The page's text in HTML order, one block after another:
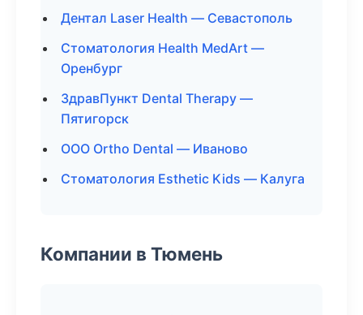
Дентал Laser Health — Севастополь
Стоматология Health MedArt —
Оренбург
ЗдравПункт Dental Therapy —
Пятигорск
ООО Ortho Dental — Иваново
Стоматология Esthetic Kids — Калуга
Компании в Тюмень